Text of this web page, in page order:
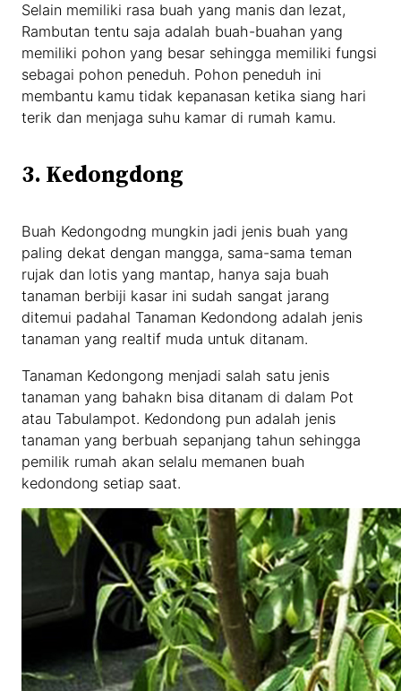
Selain memiliki rasa buah yang manis dan lezat,
Rambutan tentu saja adalah buah-buahan yang
memiliki pohon yang besar sehingga memiliki fungsi
sebagai pohon peneduh. Pohon peneduh ini
membantu kamu tidak kepanasan ketika siang hari
terik dan menjaga suhu kamar di rumah kamu.
3. Kedongdong
Buah Kedongodng mungkin jadi jenis buah yang
paling dekat dengan mangga, sama-sama teman
rujak dan lotis yang mantap, hanya saja buah
tanaman berbiji kasar ini sudah sangat jarang
ditemui padahal Tanaman Kedondong adalah jenis
tanaman yang realtif muda untuk ditanam.
Tanaman Kedongong menjadi salah satu jenis
tanaman yang bahakn bisa ditanam di dalam Pot
atau Tabulampot. Kedondong pun adalah jenis
tanaman yang berbuah sepanjang tahun sehingga
pemilik rumah akan selalu memanen buah
kedondong setiap saat.